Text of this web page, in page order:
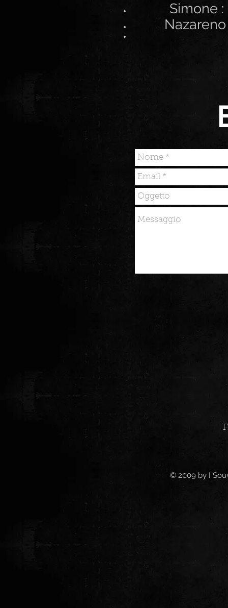
Simone :
Nazareno
© 2009 by I